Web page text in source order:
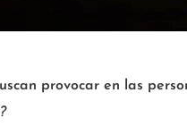
provocar en las